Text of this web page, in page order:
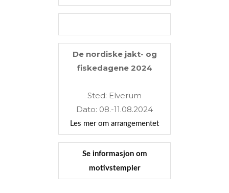
De nordiske jakt- og
fiskedagene 2024
Sted: Elverum
Dato: 08.-11.08.2024
Les mer om arrangementet
Se informasjon om
motivstempler